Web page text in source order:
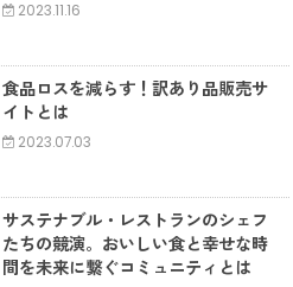
2023.11.16
食品ロスを減らす！訳あり品販売サ
イトとは
2023.07.03
サステナブル・レストランのシェフ
たちの競演。おいしい食と幸せな時
間を未来に繋ぐコミュニティとは